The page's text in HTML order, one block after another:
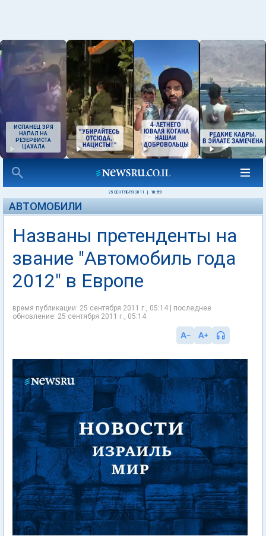
ИСПАНЕЦ ЗРЯ
НАПАЛ НА
РЕЗЕРВИСТА
ЦАХАЛА
25 СЕНТЯБРЯ 2011 10:59
АВТОМОБИЛИ
Названы претенденты на
звание "Автомобиль года
2012" в Европе
время публикации: 25 сентября 2011 г., 05:14 | последнее
обновление: 25 сентября 2011 г., 05:14